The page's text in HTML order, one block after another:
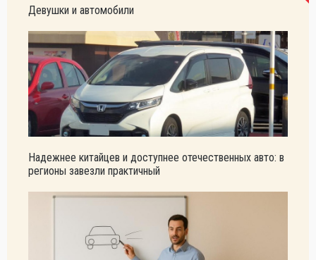
Девушки и автомобили
Надежнее китайцев и доступнее отечественных авто: в
регионы завезли практичный